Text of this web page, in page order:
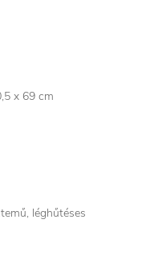
x 69 cm
léghűtéses